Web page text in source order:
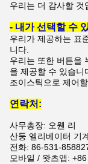
우리는 더 감사할 것
- 내가 선택할 수
우리가 제공하는 표
니다.
우리는 또한 버튼을
을 제공할 수 있습니
조이스틱으로 제어
연락처:
사무총장: 오웬 리
산둥 엘리베이터 기
전화: 86-531-
모바일 / 왓츠앱: